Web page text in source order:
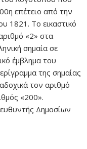
επέτειο από την
1821. Το εικαστικό
«2» στα
σημαία σε
έμβλημα του
της σημαίας
τον αριθμό
«200».
Δημοσίων